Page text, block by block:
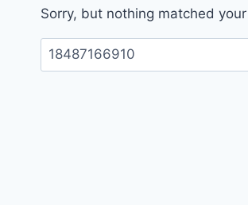
Sorry, but nothing matched
Пребарувај
за: